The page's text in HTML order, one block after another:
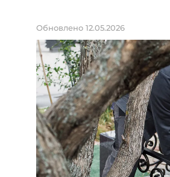
Обновлено 12.05.2026